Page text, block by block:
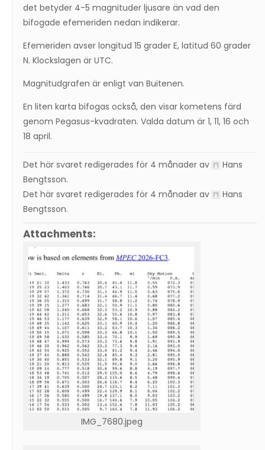
det betyder 4-5 magnituder ljusare än vad den
bifogade efemeriden nedan indikerar.
Efemeriden avser longitud 15 grader E, latitud 60 grader
N. Klockslagen är UTC.
Magnitudgrafen är enligt van Buitenen.
En liten karta bifogas också, den visar kometens färd
genom Pegasus-kvadraten. Valda datum är 1, 11, 16 och
18 april.
Det här svaret redigerades för 4 månader av
Hans
Bengtsson.
Det här svaret redigerades för 4 månader av
Hans
Bengtsson.
Attachments:
IMG_7680.jpeg